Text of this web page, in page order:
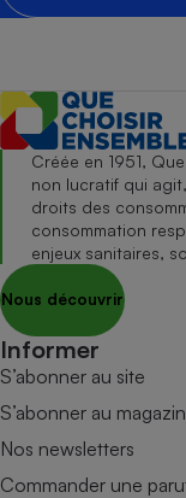
Créée en 1951,
non lucratif qui
droits des
consommation
enjeux sanitaires,
Nous découvrir
Informer
S’abonner au site
S’abonner au
Nos newsletters
Commander une